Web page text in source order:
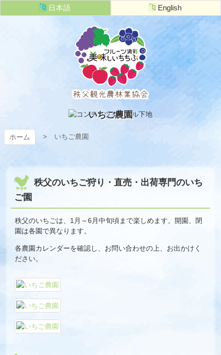
ン
日本語 English
秩父観光農
林業協会
いちご農園
ホーム いちご農園
秩父のいちご狩り・直売・出荷専門のいち
ご園
秩父のいちごは、1月～6月中旬頃まで楽しめます。開園、閉
園は各園で異なります。
各農園カレンダーを確認し、お問い合わせの上、お出かけく
ださい。